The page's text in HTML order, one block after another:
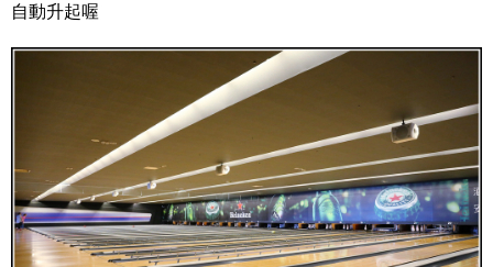
自動升起喔